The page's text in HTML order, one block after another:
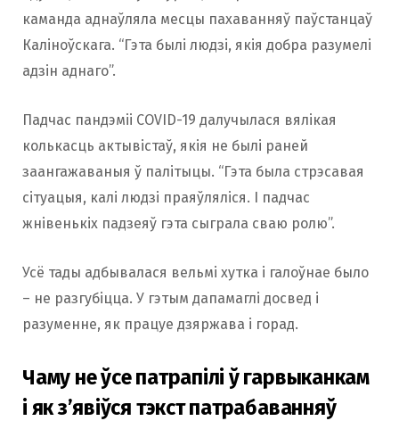
каманда аднаўляла месцы пахаванняў паўстанцаў
Каліноўскага. “Гэта былі людзі, якія добра разумелі
адзін аднаго”.
Падчас пандэміі COVID-19 далучылася вялікая
колькасць актывістаў, якія не былі раней
заангажаваныя ў палітыцы. “Гэта была стрэсавая
сітуацыя, калі людзі праяўляліся. І падчас
жнівенькіх падзеяў гэта сыграла сваю ролю”.
Усё тады адбывалася вельмі хутка і галоўнае было
– не разгубіцца. У гэтым дапамаглі досвед і
разуменне, як працуе дзяржава і горад.
Чаму не ўсе патрапілі ў гарвыканкам
і як з’явіўся тэкст патрабаванняў